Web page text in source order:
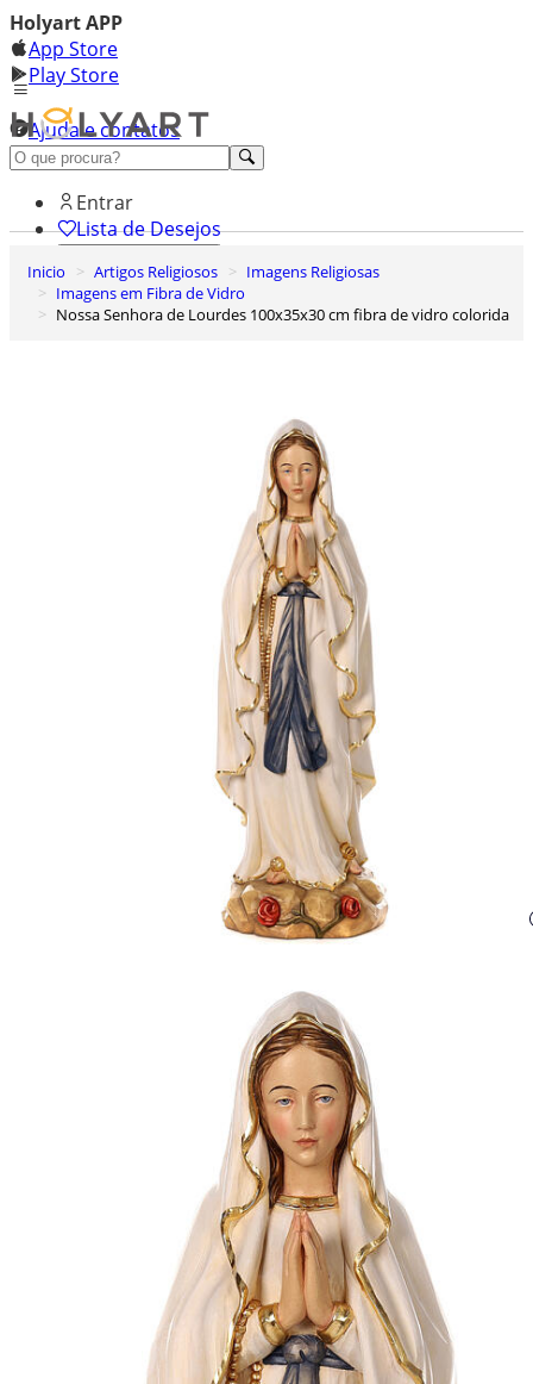
Holyart APP
App Store
Play Store
Ajuda e contatos
Conheça premium
Entrar
Lista de Desejos
0
Carrinho de Compras
Inicio Artigos Religiosos
Imagens Religiosas
Imagens em Fibra de Vidro
Nossa Senhora de Lourdes 100x35x30 cm fibra de vidro colorida